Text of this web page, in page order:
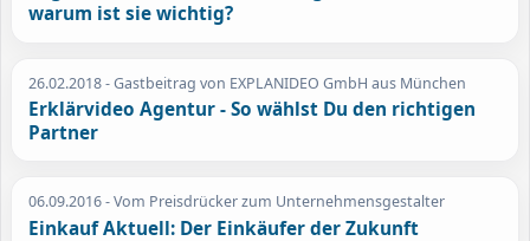
warum ist sie wichtig?
26.02.2018- Gastbeitrag von EXPLANIDEO GmbH aus München
Erklärvideo Agentur - So wählst Du den richtigen
Partner
06.09.2016- Vom Preisdrücker zum Unternehmensgestalter
Einkauf Aktuell: Der Einkäufer der Zukunft